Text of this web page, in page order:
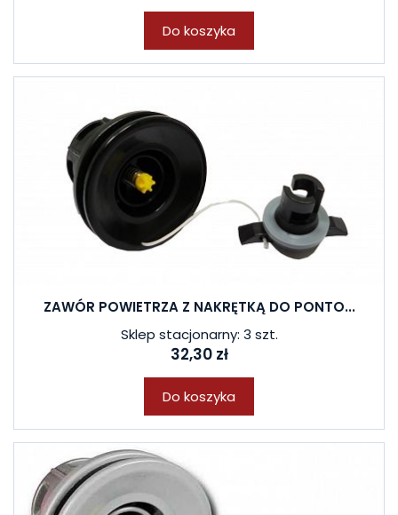
Do koszyka
ZAWÓR POWIETRZA Z NAKRĘTKĄ DO PONTO...
Sklep stacjonarny: 3 szt.
32,30 zł
Do koszyka